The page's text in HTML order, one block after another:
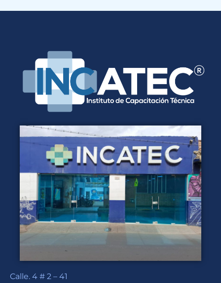
Calle. 4 # 2 – 41